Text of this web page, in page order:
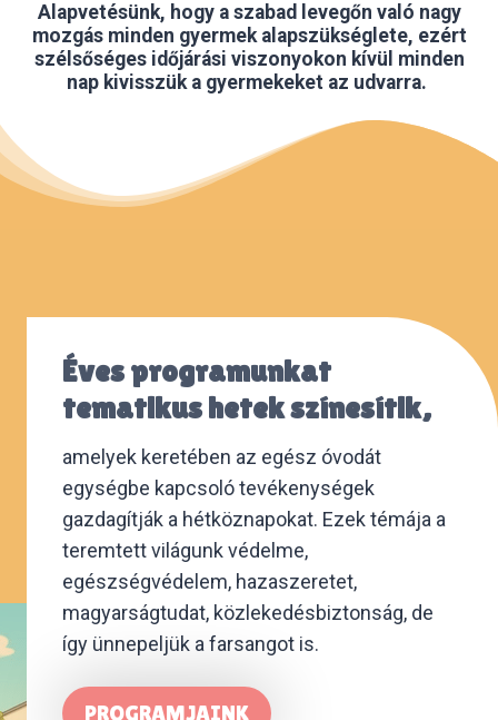
Alapvetésünk, hogy a szabad levegőn való nagy
mozgás minden gyermek alapszükséglete, ezért
szélsőséges időjárási viszonyokon kívül minden
nap kivisszük a gyermekeket az udvarra.
Éves programunkat
tematikus hetek színesítik,
amelyek keretében az egész óvodát
egységbe kapcsoló tevékenységek
gazdagítják a hétköznapokat. Ezek témája a
teremtett világunk védelme,
egészségvédelem, hazaszeretet,
magyarságtudat, közlekedésbiztonság, de
így ünnepeljük a farsangot is.
PROGRAMJAINK